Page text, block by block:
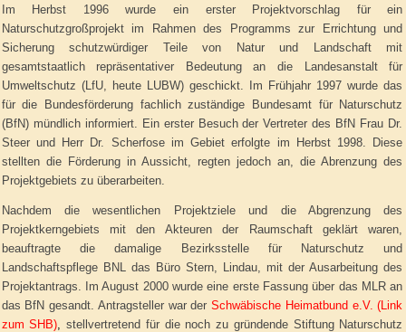
Im Herbst 1996 wurde ein erster Projektvorschlag für ein
Naturschutzgroßprojekt im Rahmen des Programms zur Errichtung und
Sicherung schutzwürdiger Teile von Natur und Landschaft mit
gesamtstaatlich repräsentativer Bedeutung an die Landesanstalt für
Umweltschutz (LfU, heute LUBW) geschickt. Im Frühjahr 1997 wurde das
für die Bundesförderung fachlich zuständige Bundesamt für Naturschutz
(BfN) mündlich informiert. Ein erster Besuch der Vertreter des BfN Frau Dr.
Steer und Herr Dr. Scherfose im Gebiet erfolgte im Herbst 1998. Diese
stellten die Förderung in Aussicht, regten jedoch an, die Abrenzung des
Projektgebiets zu überarbeiten.
Nachdem die wesentlichen Projektziele und die Abgrenzung des
Projektkerngebiets mit den Akteuren der Raumschaft geklärt waren,
beauftragte die damalige Bezirksstelle für Naturschutz und
Landschaftspflege BNL das Büro Stern, Lindau, mit der Ausarbeitung des
Projektantrags. Im August 2000 wurde eine erste Fassung über das MLR an
das BfN gesandt. Antragsteller war derSchwäbische Heimatbund e.V. (Link
zum SHB), stellvertretend für die noch zu gründende Stiftung Naturschutz